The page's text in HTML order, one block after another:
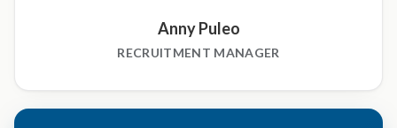
Anny Puleo
RECRUITMENT MANAGER